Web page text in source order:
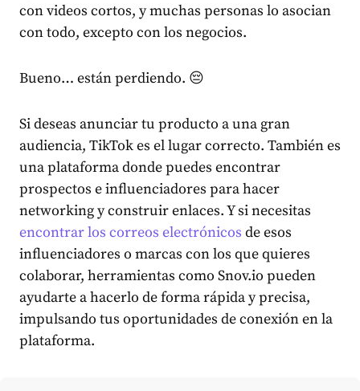
con videos cortos, y muchas personas lo asocian
con todo, excepto con los negocios.
Bueno… están perdiendo. 😔
Si deseas anunciar tu producto a una gran
audiencia, TikTok es el lugar correcto. También es
una plataforma donde puedes encontrar
prospectos e influenciadores para hacer
networking y construir enlaces. Y si necesitas
encontrar los correos electrónicos de esos
influenciadores o marcas con los que quieres
colaborar, herramientas como Snov.io pueden
ayudarte a hacerlo de forma rápida y precisa,
impulsando tus oportunidades de conexión en la
plataforma.